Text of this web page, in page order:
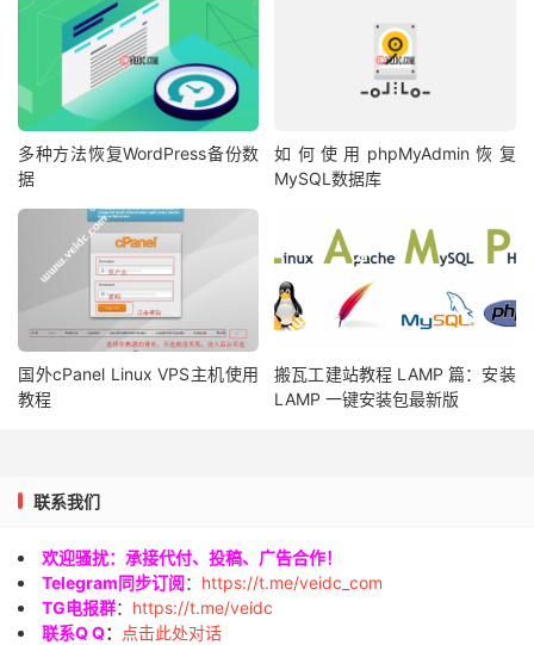
多种方法恢复WordPress备份数
据
如何使用phpMyAdmin恢复
MySQL数据库
国外cPanel Linux VPS主机使用
教程
搬瓦工建站教程 LAMP 篇：安装
LAMP 一键安装包最新版
联系我们
欢迎骚扰：承接代付、投稿、广告合作！
Telegram同步订阅： https://t.me/veidc_com
TG电报群： https://t.me/veidc
联系Q Q：
点击此处对话